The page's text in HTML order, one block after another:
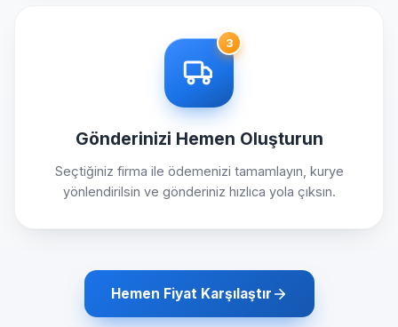
3
Gönderinizi Hemen Oluşturun
Seçtiğiniz firma ile ödemenizi tamamlayın, kurye
yönlendirilsin ve gönderiniz hızlıca yola çıksın.
Hemen Fiyat Karşılaştır